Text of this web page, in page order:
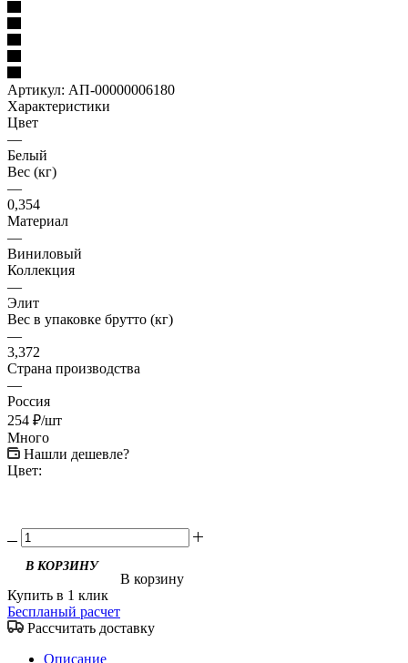
Артикул: АП-00000006180
Характеристики
Цвет
—
Белый
Вес (кг)
—
0,354
Материал
—
Виниловый
Коллекция
—
Элит
Вес в упаковке брутто (кг)
—
3,372
Страна производства
—
Россия
254 ₽/шт
Много
Нашли дешевле?
Цвет:
В КОРЗИНУ
В корзину
Купить в 1 клик
Беспланый расчет
Рассчитать доставку
Описание